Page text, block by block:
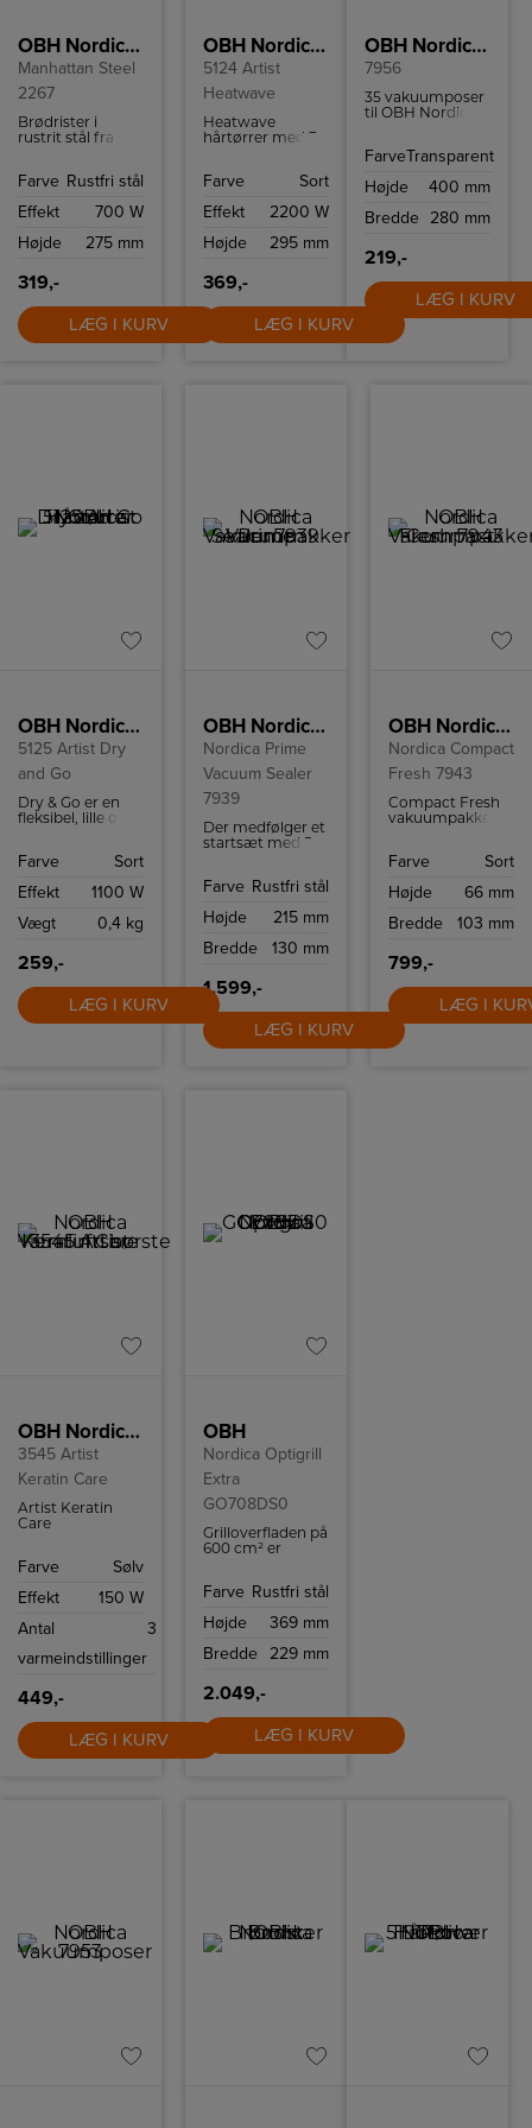
OBH Nordica Brødrister
Manhattan Steel
2267
Brødrister i
rustrit stål fra
ristningsindstillinger,
samt
Farve Rustfri stål
Effekt
700 W
Højde
275 mm
319,-
LÆG I KURV
OBH Nordica Hårtørrer
5124 Artist
Heatwave
Heatwave
hårtørrer med 3
mundstykke til
luftflow, kold luft-
forskellige
hastighedsindstillinger.
Farve
Sort
Effekt
2200 W
Højde
295 mm
369,-
LÆG I KURV
OBH Nordica Vakuumposer
7956
35 vakuumposer
til OBH Nordica
7951.
FarveTransparent
Højde
400 mm
Bredde 280 mm
219,-
LÆG I KURV
OBH Nordica Hårtørrer
5125 Artist Dry
and Go
Dry & Go er en
fleksibel, lille og
varmeindstillinger
hastigheder.
Farve
Sort
Effekt
1100 W
Vægt
0,4 kg
259,-
LÆG I KURV
OBH Nordica Vakuumpakker Prime Vacuum Sealer 7939
Nordica Prime
Vacuum Sealer
7939
Der medfølger et
startsæt med 5
komme i gang.
Farve Rustfri stål
Højde
215 mm
Bredde
130 mm
1.599,-
LÆG I KURV
OBH Nordica Vakuumpakker Compact Fresh 7943
Nordica Compact
Fresh 7943
Compact Fresh
vakuumpakkere
vakuumpakke op
minuttet.
fjerner ilten, som
og holder maden
frisk længere.
Farve
Sort
Højde
66 mm
Bredde
103 mm
799,-
LÆG I
OBH Nordica Varmluftsbørste
3545 Artist
Keratin Care
Artist Keratin
Care
varmeindstillinger,
samt 2 forskellige
Farve
Sølv
Effekt
150 W
Antal
varmeindstillinger
3
449,-
LÆG I KURV
OBH
Nordica Optigrill
Extra
GO708DS0
Grilloverfladen på
600 cm² er
Farve Rustfri stål
Højde
369 mm
Bredde
229 mm
2.049,-
LÆG I KURV